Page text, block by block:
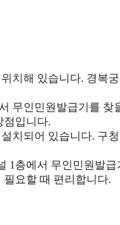
치해 있습니다. 경복
무인민원발급기를
점입니다.
치되어 있습니다. 구
1층에서 무인민원발
요할 때 편리합니다.